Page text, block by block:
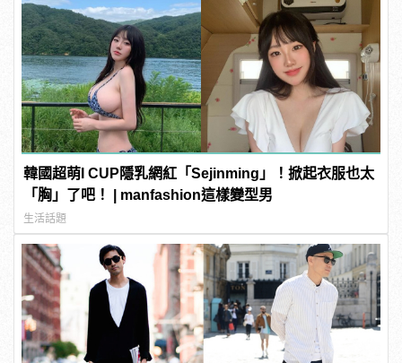
韓國超萌I CUP隱乳網紅「Sejinming」！掀起衣服也太
「胸」了吧！ | manfashion這樣變型男
生活話題